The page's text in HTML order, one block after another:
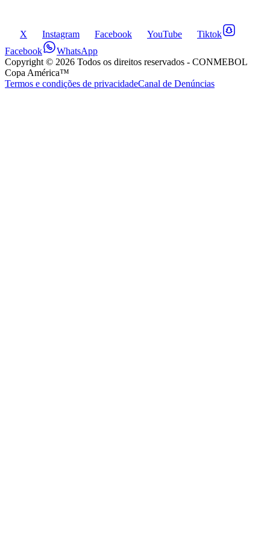
X Instagram Facebook YouTube
Tiktok
Facebook
WhatsApp
Copyright © 2026 Todos os direitos reservados - CONMEBOL
Copa América™
Termos e condições de privacidadeCanal de Denúncias